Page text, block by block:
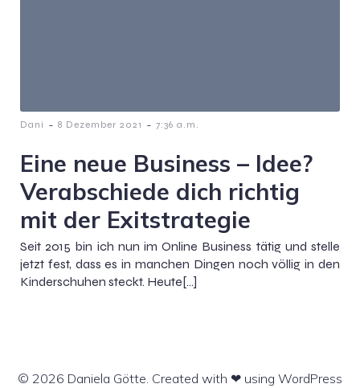
Dani - 8 Dezember 2021 - 7:36 a.m.
Eine neue Business – Idee?
Verabschiede dich richtig
mit der Exitstrategie
Seit 2015 bin ich nun im Online Business tätig und stelle
jetzt fest, dass es in manchen Dingen noch völlig in den
Kinderschuhen steckt. Heute[…]
© 2026 Daniela Götte. Created with ❤ using WordPress